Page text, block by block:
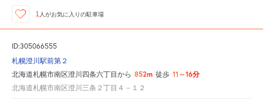
1 人がお気に入りの駐車場
ID:305066555
札幌澄川駅前第２
北海道札幌市南区澄川四条六丁目から 852m 徒歩 11～16分
北海道札幌市南区澄川三条２丁目４－１２